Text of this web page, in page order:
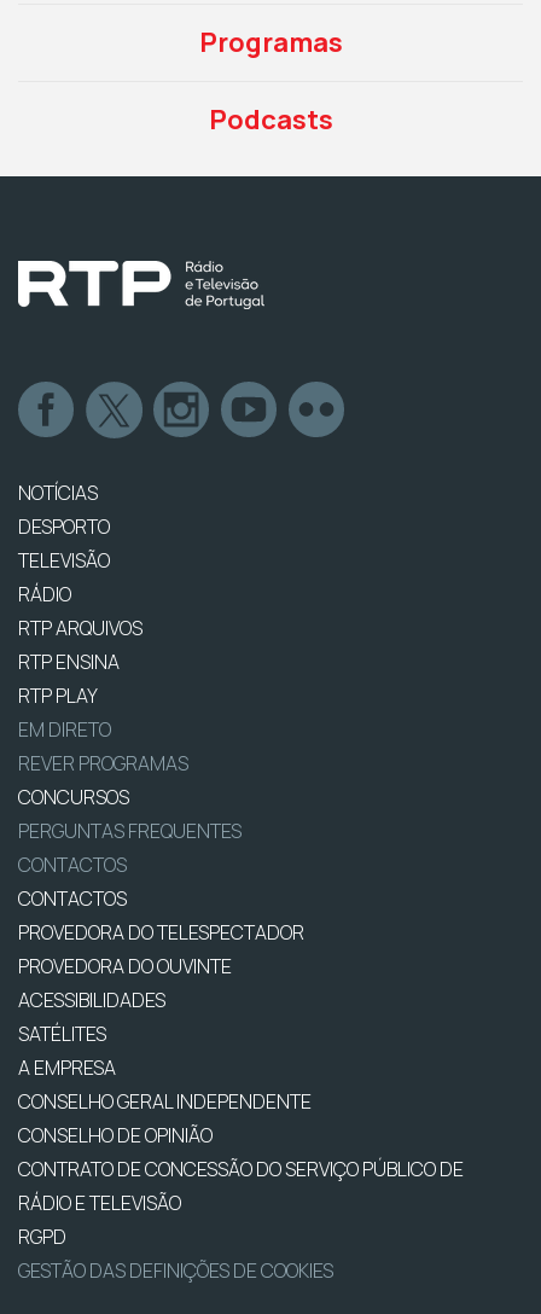
Programas
Podcasts
NOTÍCIAS
DESPORTO
TELEVISÃO
RÁDIO
RTP ARQUIVOS
RTP ENSINA
RTP PLAY
EM DIRETO
REVER PROGRAMAS
CONCURSOS
PERGUNTAS FREQUENTES
CONTACTOS
CONTACTOS
PROVEDORA DO TELESPECTADOR
PROVEDORA DO OUVINTE
ACESSIBILIDADES
SATÉLITES
A EMPRESA
CONSELHO GERAL INDEPENDENTE
CONSELHO DE OPINIÃO
CONTRATO DE CONCESSÃO DO SERVIÇO PÚBLICO DE
RÁDIO E TELEVISÃO
RGPD
GESTÃO DAS DEFINIÇÕES DE COOKIES